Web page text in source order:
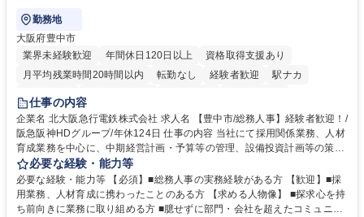
勤務地
大阪府豊中市
業界未経験歓迎
年間休日120日以上
資格取得支援あり
月平均残業時間20時間以内
転勤なし 経験者歓迎
駅ナカ
退職金あり
土日祝休み
服装自由 昼食補助あり 食事補助あり
仕事の内容
企業名 北大阪急行電鉄株式会社 求人名 【豊中市/総務人事】経験者歓迎！/
阪急阪神HDグループ/年休124日 仕事の内容 当社にて採用関係業務、人材
育成業務を中心に、中期経営計画・予算等の管理、設備投資計画等の策
定、さらに社内の重要会議の運営等、経営の根幹となる幅広い総務人事業
務全般を担当していただきます。 【主な業務内容】 ■採用関係業務および
人材育成(社員研修)業務の推進 ■中期経営計画および予算等の管理 ■設備
投資計画等の策定 ■社内の重要会議の運営 ■その他総務人事業務全般 【入
必要な経験・能力等
必要な経験・能力等 【必須】■総務人事の実務経験がある方 【歓迎】■採
用業務、人材育成に携わったことのある方 【求める人物像】 ■探求心を持
ち前向きに業務に取り組める方 ■臆せずに部門・会社を超えたコミュニケ